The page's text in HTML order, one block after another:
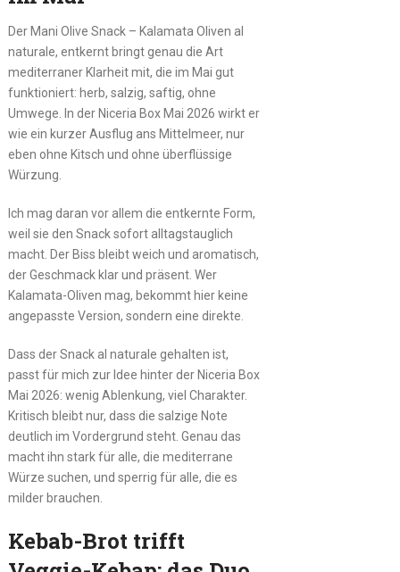
Der Mani Olive Snack – Kalamata Oliven al
naturale, entkernt bringt genau die Art
mediterraner Klarheit mit, die im Mai gut
funktioniert: herb, salzig, saftig, ohne
Umwege. In der Niceria Box Mai 2026 wirkt er
wie ein kurzer Ausflug ans Mittelmeer, nur
eben ohne Kitsch und ohne überflüssige
Würzung.
Ich mag daran vor allem die entkernte Form,
weil sie den Snack sofort alltagstauglich
macht. Der Biss bleibt weich und aromatisch,
der Geschmack klar und präsent. Wer
Kalamata-Oliven mag, bekommt hier keine
angepasste Version, sondern eine direkte.
Dass der Snack al naturale gehalten ist,
passt für mich zur Idee hinter der Niceria Box
Mai 2026: wenig Ablenkung, viel Charakter.
Kritisch bleibt nur, dass die salzige Note
deutlich im Vordergrund steht. Genau das
macht ihn stark für alle, die mediterrane
Würze suchen, und sperrig für alle, die es
milder brauchen.
Kebab-Brot trifft